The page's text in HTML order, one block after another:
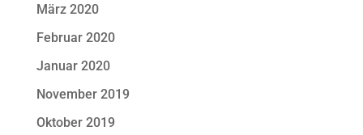
März 2020
Februar 2020
Januar 2020
November 2019
Oktober 2019